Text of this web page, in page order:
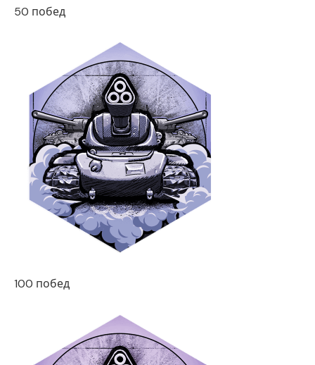
50 побед
100 побед